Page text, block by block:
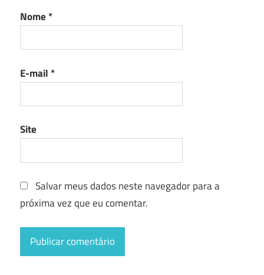
Nome *
E-mail *
Site
Salvar meus dados neste navegador para a
próxima vez que eu comentar.